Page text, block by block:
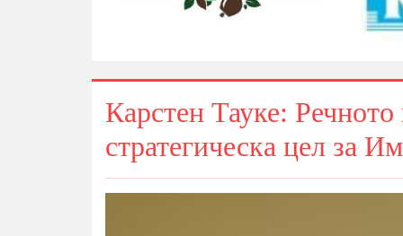
Карстен Тауке:
стратегическа цел за